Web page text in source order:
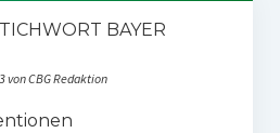
BAYER
von CBG Redaktion